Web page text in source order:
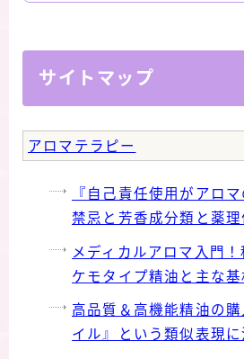
サイトマップ
アロマテラピー
『自己責任使用がアロ
禁忌と芳香成分類と薬理
メディカルアロマ入門
ケモタイプ精油と主な基
高品質＆高機能精油の
イル』という類似表現に